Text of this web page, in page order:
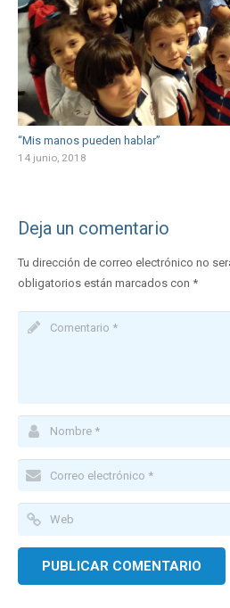
“Mis manos pueden hablar”
14 junio, 2018
Deja un comentario
Tu dirección de correo electrónico no
obligatorios están marcados con *